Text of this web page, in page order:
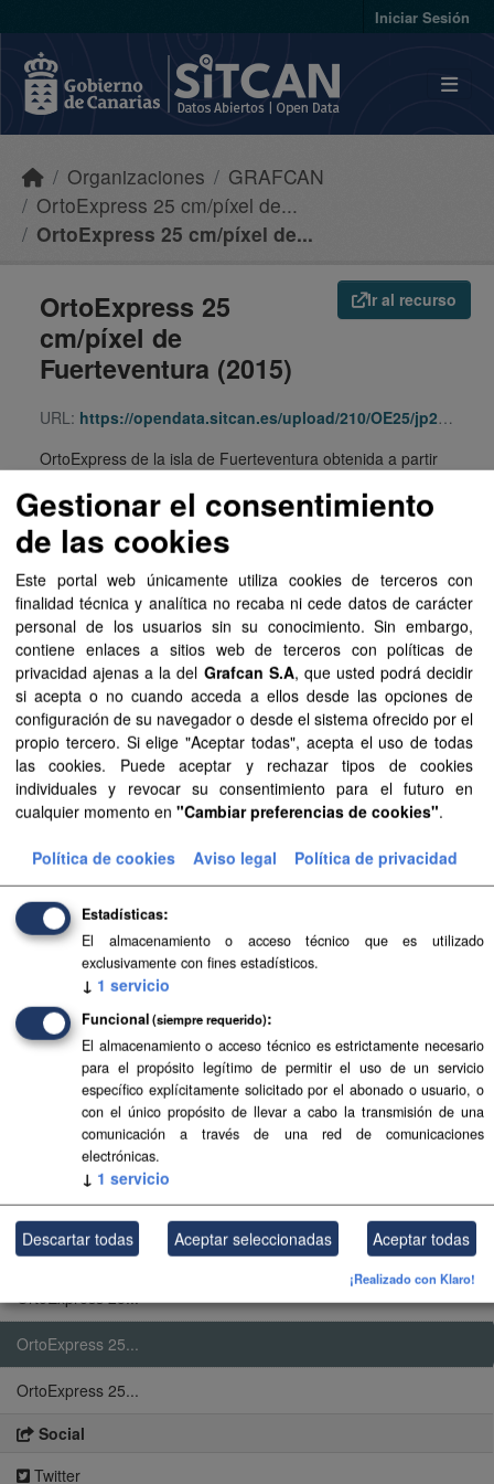
Iniciar Sesión
Organizaciones
GRAFCAN
OrtoExpress 25 cm/píxel de...
OrtoExpress 25 cm/píxel de...
Ir al recurso
OrtoExpress 25
cm/píxel de
Fuerteventura (2015)
URL: https://opendata.sitcan.es/upload/210/OE25/jp2/210_OE25_FV.zip
OrtoExpress de la isla de Fuerteventura obtenida a partir
realizado entre el 05/03/2015 y el 09/03/2015.
Todavía no existen vistas creadas para este recurso.
Recursos
OrtoExpress 25...
OrtoExpress 25...
OrtoExpress 25...
OrtoExpress 25...
OrtoExpress 25...
OrtoExpress 25...
OrtoExpress 25...
Social
Twitter
Información adicional
Campo
Valor
Última actualización de
los datos
4 de febrero de 2021
Última actualización de
los metadatos
19 de abril de 2016
Formato
jp2
Licencia
Gobierno de Canarias
Gestionar el consentimiento
de las cookies
Este portal web únicamente utiliza cookies de terceros con
finalidad técnica y analítica no recaba ni cede datos de carácter
personal de los usuarios sin su conocimiento. Sin embargo,
contiene enlaces a sitios web de terceros con políticas de
privacidad ajenas a la del Grafcan S.A, que usted podrá decidir
si acepta o no cuando acceda a ellos desde las opciones de
configuración de su navegador o desde el sistema ofrecido por el
propio tercero. Si elige "Aceptar todas", acepta el uso de todas
las cookies. Puede aceptar y rechazar tipos de cookies
individuales y revocar su consentimiento para el futuro en
cualquier momento en "Cambiar preferencias de cookies".
Política de cookies Aviso legal Política de privacidad
Estadísticas
El almacenamiento o acceso técnico que es utilizado
exclusivamente con fines estadísticos.
↓ 1 servicio
Funcional (siempre requerido)
El almacenamiento o acceso técnico es estrictamente necesario
para el propósito legítimo de permitir el uso de un servicio
específico explícitamente solicitado por el abonado o usuario, o
con el único propósito de llevar a cabo la transmisión de una
comunicación a través de una red de comunicaciones
electrónicas.
↓ 1 servicio
Descartar todas Aceptar seleccionadas Aceptar todas
¡Realizado con Klaro!